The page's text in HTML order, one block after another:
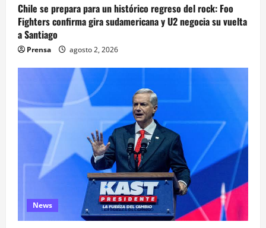
Chile se prepara para un histórico regreso del rock: Foo
Fighters confirma gira sudamericana y U2 negocia su vuelta
a Santiago
Prensa agosto 2, 2026
News